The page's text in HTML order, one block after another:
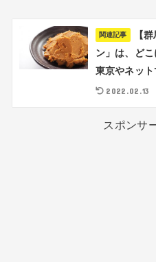
関連記事
【
ン」は、ど
東京やネッ
2022.02.13
スポンサ